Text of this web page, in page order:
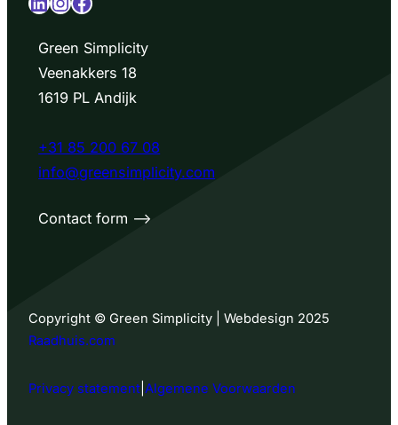
Green Simplicity
Veenakkers 18
1619 PL Andijk
+31 85 200 67 08
info@greensimplicity.com
Contact form –>
Copyright © Green Simplicity | Webdesign 2025
Raadhuis.com
Privacy statement Algemene Voorwaarden